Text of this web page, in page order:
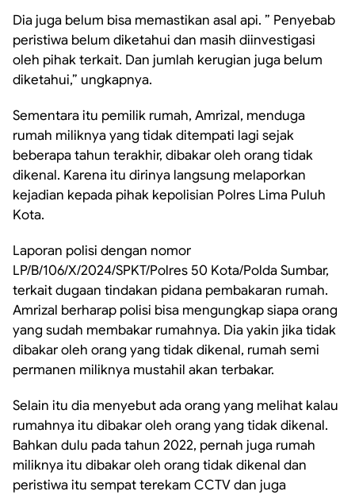
Dia juga belum bisa memastikan asal api. ” Penyebab
peristiwa belum diketahui dan masih diinvestigasi
oleh pihak terkait. Dan jumlah kerugian juga belum
diketahui,” ungkapnya.
Sementara itu pemilik rumah, Amrizal, menduga
rumah miliknya yang tidak ditempati lagi sejak
beberapa tahun terakhir, dibakar oleh orang tidak
dikenal. Karena itu dirinya langsung melaporkan
kejadian kepada pihak kepolisian Polres Lima Puluh
Kota.
Laporan polisi dengan nomor
LP/B/106/X/2024/SPKT/Polres 50 Kota/Polda Sumbar,
terkait dugaan tindakan pidana pembakaran rumah.
Amrizal berharap polisi bisa mengungkap siapa orang
yang sudah membakar rumahnya. Dia yakin jika tidak
dibakar oleh orang yang tidak dikenal, rumah semi
permanen miliknya mustahil akan terbakar.
Selain itu dia menyebut ada orang yang melihat kalau
rumahnya itu dibakar oleh orang yang tidak dikenal.
Bahkan dulu pada tahun 2022, pernah juga rumah
miliknya itu dibakar oleh orang tidak dikenal dan
peristiwa itu sempat terekam CCTV dan juga